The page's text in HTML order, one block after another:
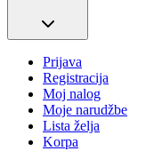
Prijava
Registracija
Moj nalog
Moje narudžbe
Lista želja
Korpa